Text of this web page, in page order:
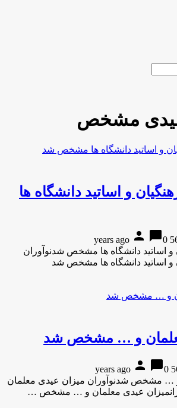
مشخص
و اساتید دانشگاه ها
56
person chat_bubble0
و اساتید دانشگاه ها مشخص شدنوآوران
و اساتید دانشگاه ها مشخص شد
و … مشخص شد
56
person chat_bubble0
… مشخص شدنوآوران میزان عیدی معلمان
عیدی معلمان و … مشخص …